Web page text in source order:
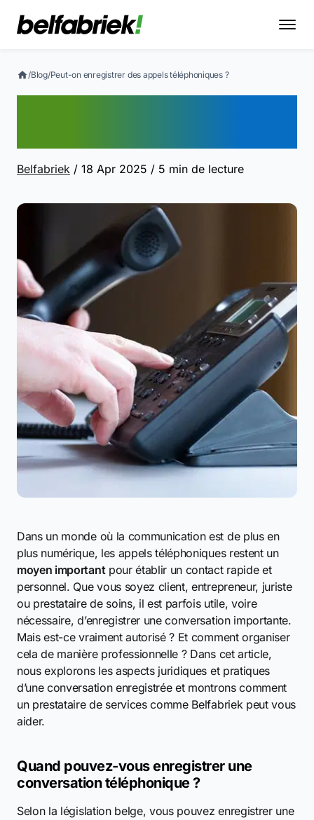
/Blog/Peut-on enregistrer des appels téléphoniques ?
Belfabriek / 18 Apr 2025 / 5 min de lecture
Dans un monde où la communication est de plus en
plus numérique, les appels téléphoniques restent un
moyen importantpour établir un contact rapide et
personnel. Que vous soyez client, entrepreneur, juriste
ou prestataire de soins, il est parfois utile, voire
nécessaire, d’enregistrer une conversation importante.
Mais est-ce vraiment autorisé ? Et comment organiser
cela de manière professionnelle ? Dans cet article,
nous explorons les aspects juridiques et pratiques
d’une conversation enregistrée et montrons comment
un prestataire de services comme Belfabriek peut vous
aider.
Quand pouvez-vous enregistrer une
conversation téléphonique ?
Selon la législation belge, vous pouvez enregistrer une